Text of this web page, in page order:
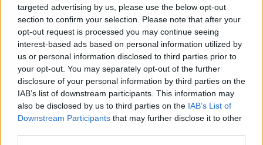
targeted advertising by us, please use the below opt-out
section to confirm your selection. Please note that after your
opt-out request is processed you may continue seeing
interest-based ads based on personal information utilized by
us or personal information disclosed to third parties prior to
your opt-out. You may separately opt-out of the further
disclosure of your personal information by third parties on the
IAB’s list of downstream participants. This information may
also be disclosed by us to third parties on the IAB’s List of
Downstream Participants that may further disclose it to other
View this post on Instagram